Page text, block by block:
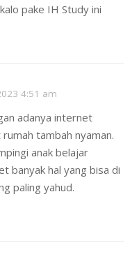
pake IH Study ini
4:51 am
adanya internet
tambah nyaman.
anak belajar
banyak hal yang bisa di
paling yahud.